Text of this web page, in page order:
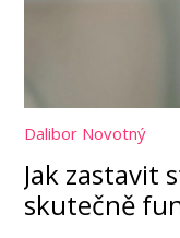
Dalibor Novotný
Jak zastavit
skutečně